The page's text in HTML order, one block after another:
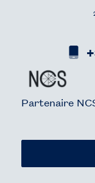
Partenaire